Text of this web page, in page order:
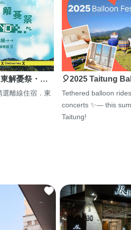
東解憂祭・…
離線住宿．東
🎈2025 Taitung
Tethered balloon
concerts ✨— this
Taitung!